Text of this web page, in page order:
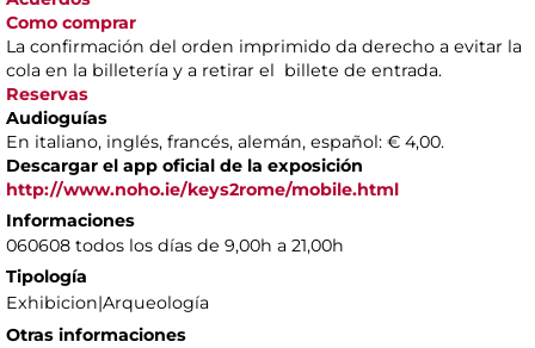
Como comprar
La confirmación del orden imprimido da derecho a evitar la
cola en la billetería y a retirar el billete de entrada.
Reservas
Audioguías
En italiano, inglés, francés, alemán, español: € 4,00.
Descargar el app oficial de la exposición
http://www.noho.ie/keys2rome/mobile.html
Informaciones
060608 todos los días de 9,00h a 21,00h
Tipología
Exhibicion|Arqueología
Otras informaciones